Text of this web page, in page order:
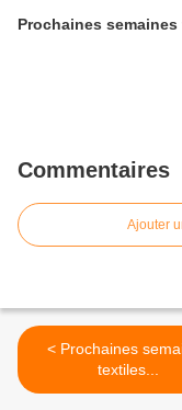
Prochaines
Commentaires
Ajouter
< Prochaines semaines
textiles...